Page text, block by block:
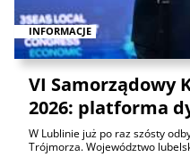
INFORMACJE
VI Samorządowy
2026: platforma
W Lublinie już po raz szósty
Trójmorza. Województwo